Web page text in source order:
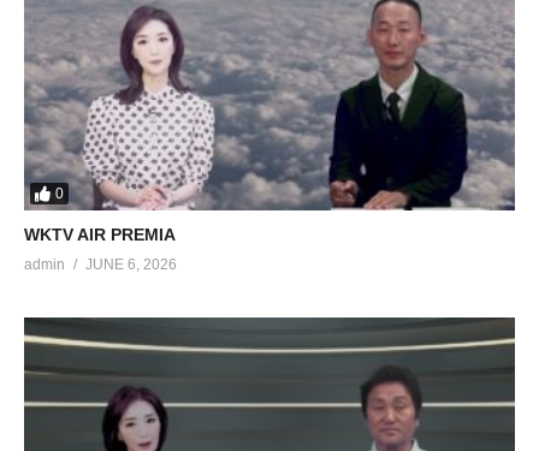
0
WKTV AIR PREMIA
admin JUNE 6, 2026